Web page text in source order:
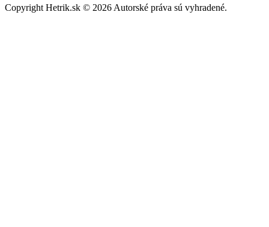
Copyright Hetrik.sk © 2026 Autorské práva sú vyhradené.